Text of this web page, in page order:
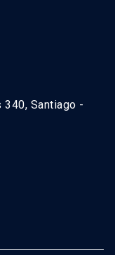
340, Santiago -